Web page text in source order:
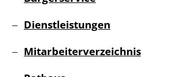
Dienstleistungen
Mitarbeiterverzeichnis